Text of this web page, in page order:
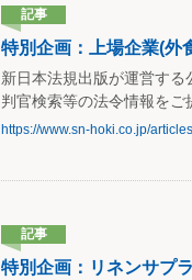
記事
特別企画：上場企業(外
新日本法規出版が運営す
判官検索等の法令情報をご
https://www.sn-hoki.co.jp/
記事
特別企画：リネンサプ